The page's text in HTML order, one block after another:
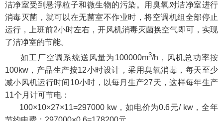
洁净室受到悬浮粒子和微生物的污染。用臭氧对洁净室进行
消毒灭菌，就可以在无菌室不作业时，将空调机组全部停止
运行，上班前2小时左右，开风机消毒灭菌换空气即可，实现
了洁净室的节能。
如工厂空调系统送风量为100000m3/h，风机总功率按
100kw，产品生产按12小时设计，采用臭氧消毒，每天至少
减小风机运行时间10小时，以每月生产27天，这样每年生产
11个月计可节电：
100×10×27×11=297000 kw，如电价为0.6元/ kw，全年